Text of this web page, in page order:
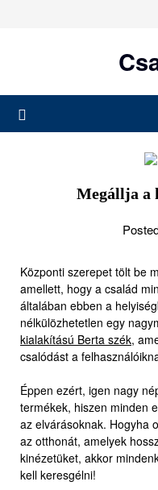
Megállja a
Központi szerepet tölt be
amellett, hogy a család
általában ebben a
nélkülözhetetlen egy
kialakítású Berta szék,
csalódást a
Éppen ezért, igen nagy
termékek, hiszen minden
az elvárásoknak. Hogyha
az otthonát, amelyek
kinézetüket, akkor
kell keresgélni!